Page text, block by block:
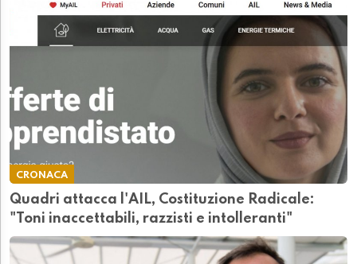
CRONACA
Quadri attacca l'AIL, Costituzione Radicale:
"Toni inaccettabili, razzisti e intolleranti"